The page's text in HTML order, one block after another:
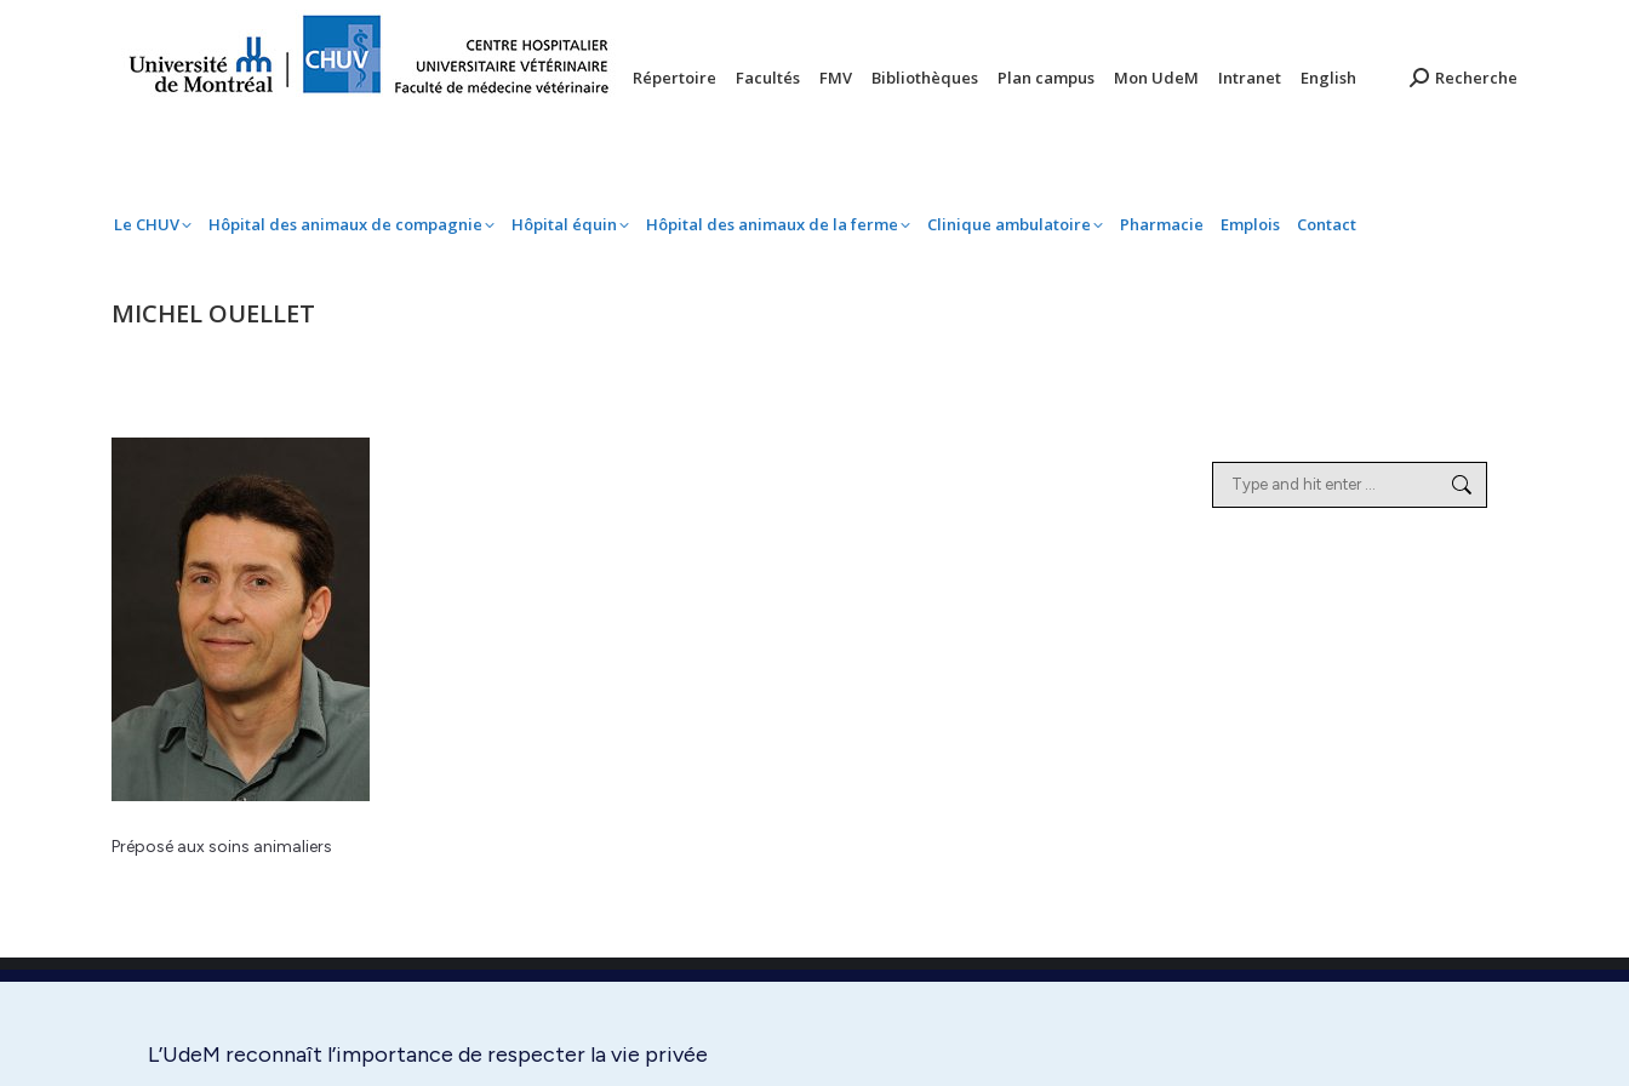
Répertoire Facultés FMV Bibliothèques Plan campus Mon UdeM Intranet English Recherche
Le CHUV Hôpital des animaux de compagnie Hôpital équin Hôpital des animaux de la ferme Clinique ambulatoire Pharmacie Emplois Contact
MICHEL OUELLET
Préposé aux soins animaliers
Search:
L’UdeM reconnaît l’importance de respecter la vie privée
Le CHUV Hôpital des animaux de compagnie Hôpital équin